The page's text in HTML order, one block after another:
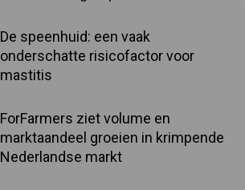
De speenhuid: een vaak
onderschatte risicofactor voor
mastitis
ForFarmers ziet volume en
marktaandeel groeien in krimpende
Nederlandse markt